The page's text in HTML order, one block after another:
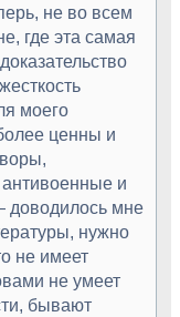
не во всем
где эта самая
моего
ценны и
антивоенные и
доводилось мне
нужно
не имеет
не умеет
бывают